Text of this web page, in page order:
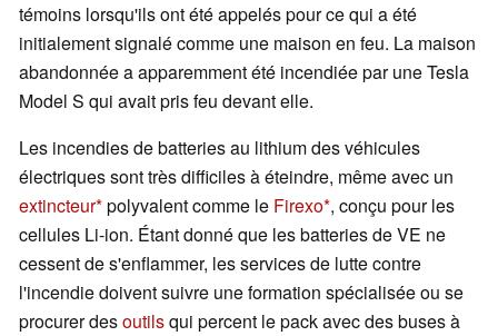
témoins lorsqu'ils ont été appelés pour ce qui a été
initialement signalé comme une maison en feu. La maison
abandonnée a apparemment été incendiée par une Tesla
Model S qui avait pris feu devant elle.
Les incendies de batteries au lithium des véhicules
électriques sont très difficiles à éteindre, même avec un
extincteur polyvalent comme le Firexo , conçu pour les
cellules Li-ion. Étant donné que les batteries de VE ne
cessent de s'enflammer, les services de lutte contre
l'incendie doivent suivre une formation spécialisée ou se
procurer desoutilsqui percent le pack avec des buses à